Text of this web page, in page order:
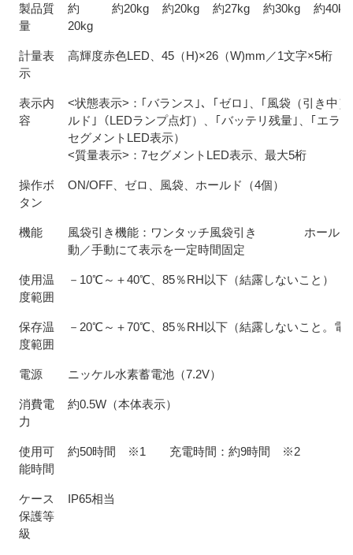
製品質
量
約
20kg
約20kg 約20kg 約27kg 約30kg 約40kg
計量表
示
高輝度赤色LED、45（H)×26（W)mm／1文字×5桁
表示内
容
<状態表示>：｢バランス｣、｢ゼロ｣、｢風袋（引き中）
ルド｣（LEDランプ点灯）、｢バッテリ残量｣、｢エラ
セグメントLED表示）
<質量表示>：7セグメントLED表示、最大5桁
操作ボ
タン
ON/OFF、ゼロ、風袋、ホールド（4個）
機能
風袋引き機能：ワンタッチ風袋引き ホールド
動／手動にて表示を一定時間固定
使用温
度範囲
－10℃～＋40℃、85％RH以下（結露しないこと）
保存温
度範囲
－20℃～＋70℃、85％RH以下（結露しないこと。電
電源 ニッケル水素蓄電池（7.2V）
消費電
力
約0.5W（本体表示）
使用可
能時間
約50時間 ※1 充電時間：約9時間 ※2
ケース
保護等
級
IP65相当